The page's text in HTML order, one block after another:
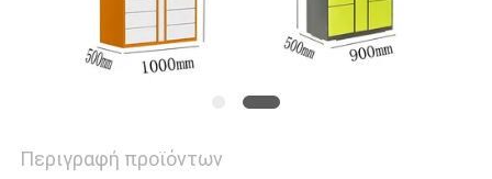
Περιγραφή προϊόντων